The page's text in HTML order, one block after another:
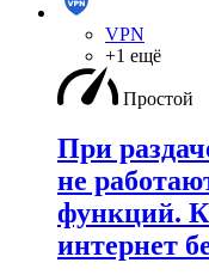
VPN
+1 ещё
Простой
При
не
функций.
интернет